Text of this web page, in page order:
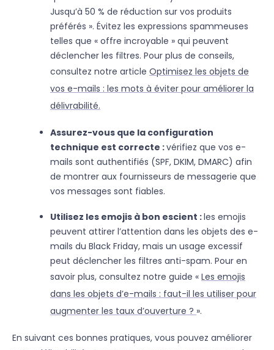
Jusqu’à 50 % de réduction sur vos produits
préférés ». Évitez les expressions spammeuses
telles que « offre incroyable » qui peuvent
déclencher les filtres. Pour plus de conseils,
consultez notre article Optimisez les objets de
vos e-mails : les mots à éviter pour améliorer la
délivrabilité.
Assurez-vous que la configuration
technique est correcte :vérifiez que vos e-
mails sont authentifiés (SPF, DKIM, DMARC) afin
de montrer aux fournisseurs de messagerie que
vos messages sont fiables.
Utilisez les emojis à bon escient :les emojis
peuvent attirer l’attention dans les objets des e-
mails du Black Friday, mais un usage excessif
peut déclencher les filtres anti-spam. Pour en
savoir plus, consultez notre guide « Les emojis
dans les objets d’e-mails : faut-il les utiliser pour
augmenter les taux d’ouverture ? ».
En suivant ces bonnes pratiques, vous pouvez améliorer